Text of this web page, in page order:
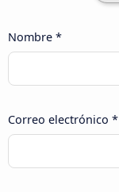
Nombre *
Correo electrónico *